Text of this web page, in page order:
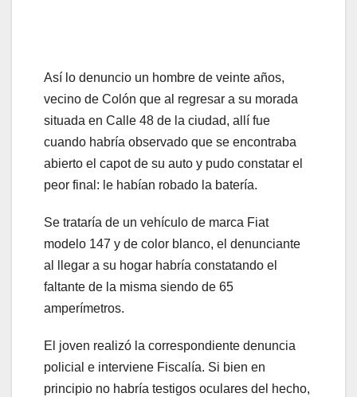
Así lo denuncio un hombre de veinte años,
vecino de Colón que al regresar a su morada
situada en Calle 48 de la ciudad, allí fue
cuando habría observado que se encontraba
abierto el capot de su auto y pudo constatar el
peor final: le habían robado la batería.
Se trataría de un vehículo de marca Fiat
modelo 147 y de color blanco, el denunciante
al llegar a su hogar habría constatando el
faltante de la misma siendo de 65
amperímetros.
El joven realizó la correspondiente denuncia
policial e interviene Fiscalía. Si bien en
principio no habría testigos oculares del hecho,